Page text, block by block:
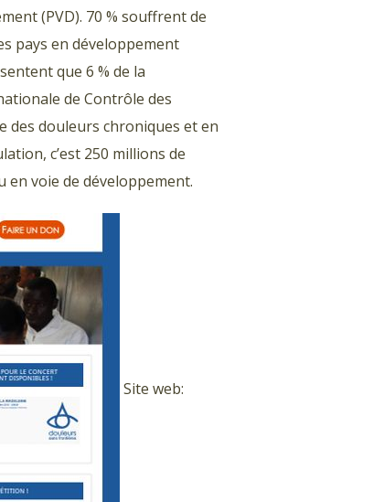
(PVD). 70 % souffrent de
pays en développement
que 6 % de la
de Contrôle des
des douleurs chroniques et en
c’est 250 millions de
en voie de développement.
Site web: